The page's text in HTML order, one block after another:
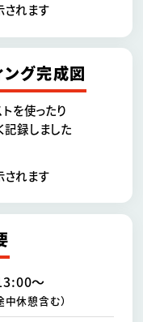
されます
ング完成図
を使ったり
記録しました
されます
〜
中休憩含む）